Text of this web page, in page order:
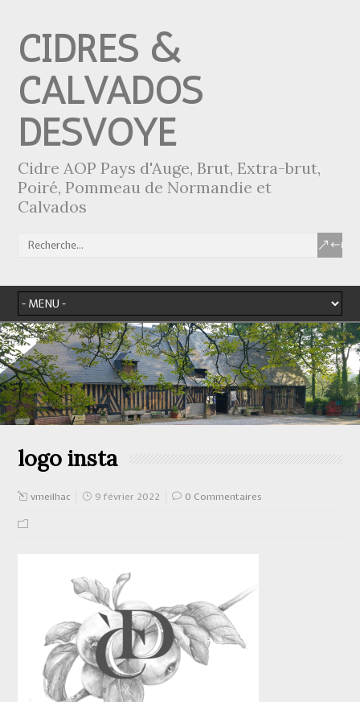
CIDRES &
CALVADOS
DESVOYE
Cidre AOP Pays d'Auge, Brut, Extra-brut,
Poiré, Pommeau de Normandie et
Calvados
logo insta
vmeilhac 9 février 2022 0 Commentaires